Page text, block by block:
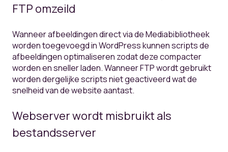
FTP omzeild
Wanneer afbeeldingen direct via de Mediabibliotheek
worden toegevoegd in WordPress kunnen scripts de
afbeeldingen optimaliseren zodat deze compacter
worden en sneller laden. Wanneer FTP wordt gebruikt
worden dergelijke scripts niet geactiveerd wat de
snelheid van de website aantast.
Webserver wordt misbruikt als
bestandsserver